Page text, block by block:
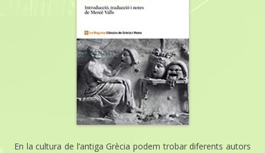
En la cultura de l’antiga Grècia podem trobar diferents autors